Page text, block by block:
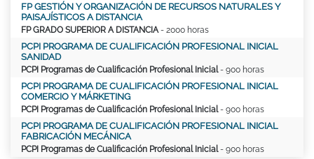
FP GESTIÓN Y ORGANIZACIÓN DE RECURSOS NATURALES Y
PAISAJÍSTICOS A DISTANCIA
FP GRADO SUPERIOR A DISTANCIA - 2000 horas
PCPI PROGRAMA DE CUALIFICACIÓN PROFESIONAL INICIAL
SANIDAD
PCPI Programas de Cualificación Profesional Inicial- 900 horas
PCPI PROGRAMA DE CUALIFICACIÓN PROFESIONAL INICIAL
COMERCIO Y MÁRKETING
PCPI Programas de Cualificación Profesional Inicial- 900 horas
PCPI PROGRAMA DE CUALIFICACIÓN PROFESIONAL INICIAL
FABRICACIÓN MECÁNICA
PCPI Programas de Cualificación Profesional Inicial- 900 horas